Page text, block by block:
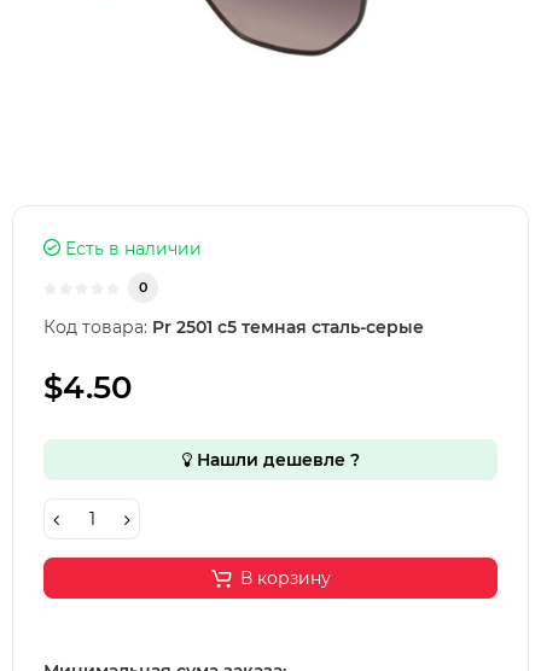
Есть в наличии
0
Код товара: Pr 2501 c5 темная сталь-серые
$4.50
Нашли дешевле ?
В корзину